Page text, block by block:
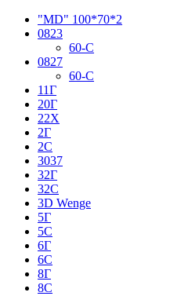
"MD" 100*70*2
0823
60-C
0827
60-C
11Г
20Г
22Х
2Г
2С
3037
32Г
32С
3D Wenge
5Г
5С
6Г
6С
8Г
8С